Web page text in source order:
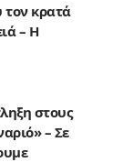
τον κρατά
– Η
στους
– Σε